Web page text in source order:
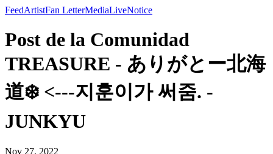
FeedArtistFan LetterMediaLiveNotice
Post de la Comunidad
TREASURE - ありがとー北海
道❄️ <---지훈이가 써줌. -
JUNKYU
Nov 27, 2022